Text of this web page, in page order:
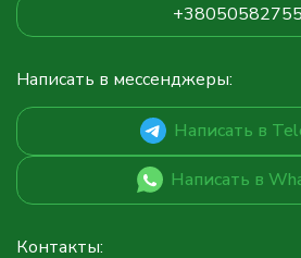
Написать в мессенджеры:
Написать в
Написать в
Контакты: